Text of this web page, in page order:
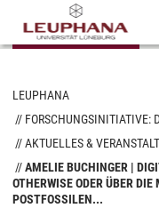
LEUPHANA
FORSCHUNGSINITIATIVE:
AKTUELLES &
AMELIE BUCHINGER |
OTHERWISE ODER ÜBER
POSTFOSSILEN...